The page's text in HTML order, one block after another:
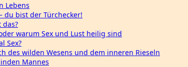
Lebens
du bist der Türchecker!
das?
warum Sex und Lust heilig sind
Sex?
des wilden Wesens und dem inneren Rieseln
Mannes